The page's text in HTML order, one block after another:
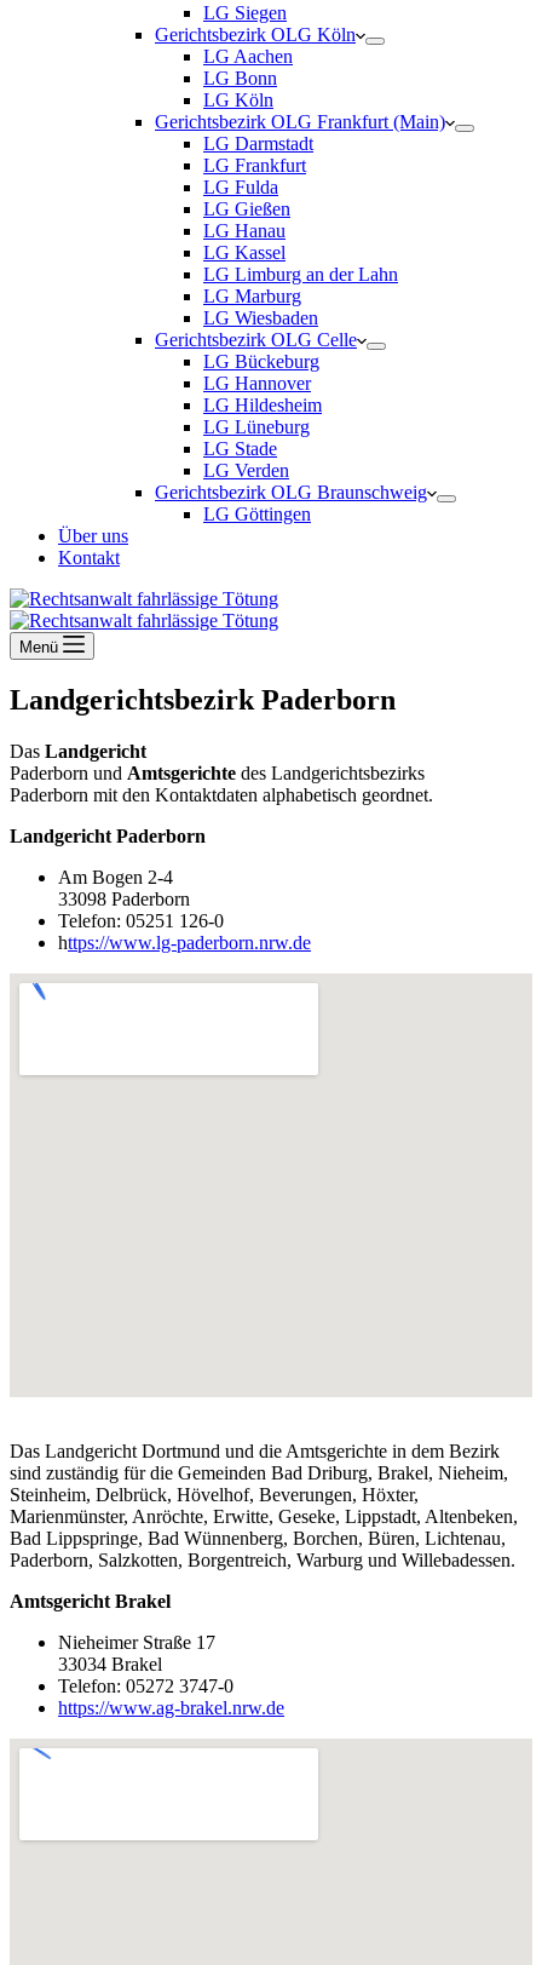
LG Siegen
Gerichtsbezirk OLG Köln
LG Aachen
LG Bonn
LG Köln
Gerichtsbezirk OLG Frankfurt (Main)
LG Darmstadt
LG Frankfurt
LG Fulda
LG Gießen
LG Hanau
LG Kassel
LG Limburg an der Lahn
LG Marburg
LG Wiesbaden
Gerichtsbezirk OLG Celle
LG Bückeburg
LG Hannover
LG Hildesheim
LG Lüneburg
LG Stade
LG Verden
Gerichtsbezirk OLG Braunschweig
LG Göttingen
Über uns
Kontakt
Menü
Landgerichtsbezirk Paderborn
Das Landgericht
Paderborn und Amtsgerichte des Landgerichtsbezirks
Paderborn mit den Kontaktdaten alphabetisch geordnet.
Landgericht Paderborn
Am Bogen 2-4
33098 Paderborn
Telefon: 05251 126-0
https://www.lg-paderborn.nrw.de
Das Landgericht Dortmund und die Amtsgerichte in dem Bezirk
sind zuständig für die Gemeinden Bad Driburg, Brakel, Nieheim,
Steinheim, Delbrück, Hövelhof, Beverungen, Höxter,
Marienmünster, Anröchte, Erwitte, Geseke, Lippstadt, Altenbeken,
Bad Lippspringe, Bad Wünnenberg, Borchen, Büren, Lichtenau,
Paderborn, Salzkotten, Borgentreich, Warburg und Willebadessen.
Amtsgericht Brakel
Nieheimer Straße 17
33034 Brakel
Telefon: 05272 3747-0
https://www.ag-brakel.nrw.de